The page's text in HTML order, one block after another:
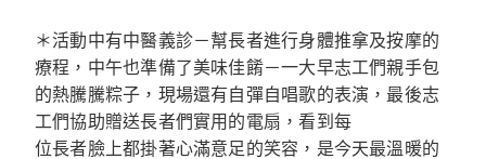
＊活動中有中醫義診－幫長者進行身體推拿及按摩的
療程，中午也準備了美味佳餚－一大早志工們親手包
的熱騰騰粽子，現場還有自彈自唱歌的表演，最後志
工們協助贈送長者們實用的電扇，看到每
位長者臉上都掛著心滿意足的笑容，是今天最溫暖的